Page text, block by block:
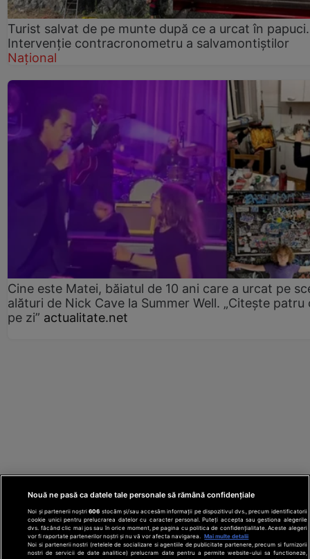
Turist salvat de pe munte după ce a urcat în papuci.
Intervenție contracronometru a salvamontiștilor
Național
Cine este Matei, băiatul de 10 ani care a urcat pe
alături de Nick Cave la Summer Well. „Citește patru
pe zi” actualitate.net
Nouă ne pasă ca datele tale personale să rămână confidențiale
Noi și partenerii noștri606 stocăm și/sau accesăm informații pe dispozitivul dvs., precum identificatorii
cookie unici pentru prelucrarea datelor cu caracter personal. Puteți accepta sau gestiona alegerile
dvs. făcând clic mai jos sau în orice moment, pe pagina cu politica de confidențialitate. Aceste alegeri
vor fi raportate partenerilor noștri și nu vă vor afecta navigarea.
Mai multe detalii
Noi si partenerii nostri (retelele de socializare si agentiile de publicitate partenere, precum si furnizorii
nostri de servicii de date analitice) prelucram date pentru a permite website-ului sa functioneze,